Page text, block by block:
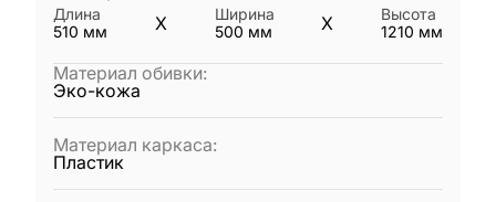
Длина
510 мм X
Ширина
500 мм X
Высота
1210 мм
Материал обивки:
Эко-кожа
Материал каркаса:
Пластик